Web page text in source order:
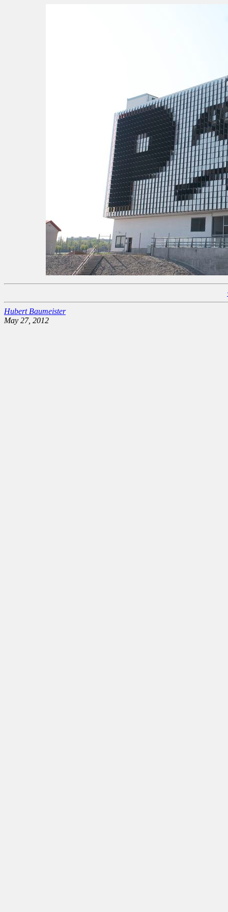
Hubert Baumeister
May 27, 2012